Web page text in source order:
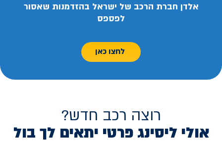
אלדן חברת הרכב של ישראל בהזדמנות שאסור
לפספס
לחצו כאן
רוצה רכב חדש?
אולי ליסינג פרטי יתאים לך בול